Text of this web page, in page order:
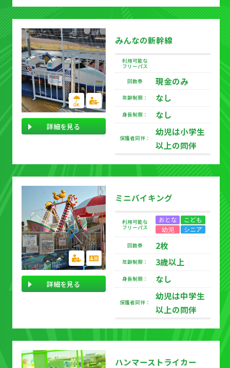
みんなの新幹線
利用可能な
フリーパス
回数券 現金のみ
年齢制限： なし
身長制限： なし
保護者同伴：
幼児は小学生
以上の同伴
詳細を見る
ミニバイキング
利用可能な
フリーパス
おとな
こども
幼児
シニア
回数券 2枚
年齢制限： 3歳以上
身長制限： なし
保護者同伴：
幼児は中学生
以上の同伴
詳細を見る
ハンマーストライカー